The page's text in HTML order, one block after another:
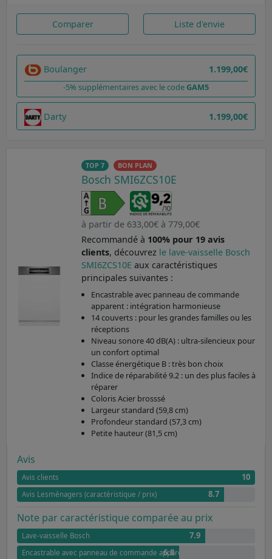
Comparer Liste d'envie
Boulanger 1.199,00€
-5% supplémentaires avec le codeGAM5
Darty 1.199,00€
TOP 7 BON PLAN
Bosch SMI6ZCS10E
à partir de 633,00€ à 779,00€
Recommandé à 100% pour 19 avis
clients, découvrez le lave-vaisselle Bosch
SMI6ZCS10E aux caractéristiques
principales suivantes :
Encastrable avec panneau de commande
apparent : intégration harmonieuse
14 couverts : pour les grandes familles ou les
réceptions
Niveau sonore 40 dB(A) : ultra-silencieux pour
un confort optimal
Classe énergétique B : très bon choix
Indice de réparabilité 9.2 : un des plus faciles à
réparer
Coloris Acier brosssé
Largeur standard (59,8 cm)
Profondeur standard (57,3 cm)
Petite hauteur (81,5 cm)
Avis
Avis clients 10
Avis Lesménagers (caractéristique / prix) 8.7
Note par caractéristique comparée au prix
Lave-vaisselle Bosch 7.9
Encastrable avec panneau de commande apparent : intégration
6.8